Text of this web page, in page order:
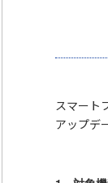
スマート
アップデ